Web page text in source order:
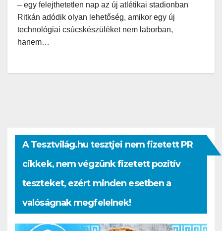
– egy felejthetetlen nap az új atlétikai stadionban
Ritkán adódik olyan lehetőség, amikor egy új
technológiai csúcskészüléket nem laborban,
hanem…
A Tesztvilág.hu tesztjei nem fizetett PR
cikkek, nem végzünk fizetett pozitív
teszteket, ezért minden esetben a
valóságnak megfelelnek!